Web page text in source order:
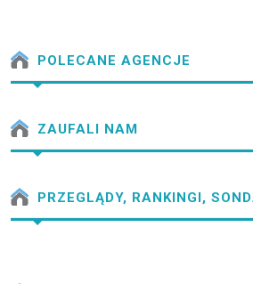
POLECANE AGENCJE
ZAUFALI NAM
PRZEGLĄDY, RANKINGI,